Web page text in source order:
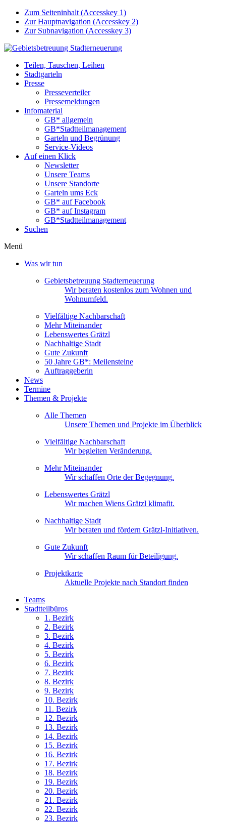
Zum Seiteninhalt (Accesskey 1)
Zur Hauptnavigation (Accesskey 2)
Zur Subnavigation (Accesskey 3)
Teilen, Tauschen, Leihen
Stadtgarteln
Presse
Presseverteiler
Pressemeldungen
Infomaterial
GB* allgemein
GB*Stadtteilmanagement
Garteln und Begrünung
Service-Videos
Auf einen Klick
Newsletter
Unsere Teams
Unsere Standorte
Garteln ums Eck
GB* auf Facebook
GB* auf Instagram
GB*Stadtteilmanagement
Suchen
Menü
Was wir tun
Gebietsbetreuung Stadterneuerung
Wir beraten kostenlos zum Wohnen und
Wohnumfeld.
Vielfältige Nachbarschaft
Mehr Miteinander
Lebenswertes Grätzl
Nachhaltige Stadt
Gute Zukunft
50 Jahre GB*: Meilensteine
Auftraggeberin
News
Termine
Themen & Projekte
Alle Themen
Unsere Themen und Projekte im Überblick
Vielfältige Nachbarschaft
Wir begleiten Veränderung.
Mehr Miteinander
Wir schaffen Orte der Begegnung.
Lebenswertes Grätzl
Wir machen Wiens Grätzl klimafit.
Nachhaltige Stadt
Wir beraten und fördern Grätzl-Initiativen.
Gute Zukunft
Wir schaffen Raum für Beteiligung.
Projektkarte
Aktuelle Projekte nach Standort finden
Teams
Stadtteilbüros
1. Bezirk
2. Bezirk
3. Bezirk
4. Bezirk
5. Bezirk
6. Bezirk
7. Bezirk
8. Bezirk
9. Bezirk
10. Bezirk
11. Bezirk
12. Bezirk
13. Bezirk
14. Bezirk
15. Bezirk
16. Bezirk
17. Bezirk
18. Bezirk
19. Bezirk
20. Bezirk
21. Bezirk
22. Bezirk
23. Bezirk